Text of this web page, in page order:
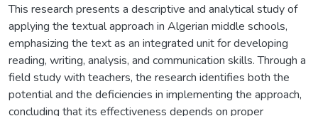
This research presents a descriptive and analytical study of
applying the textual approach in Algerian middle schools,
emphasizing the text as an integrated unit for developing
reading, writing, analysis, and communication skills. Through a
field study with teachers, the research identifies both the
potential and the deficiencies in implementing the approach,
concluding that its effectiveness depends on proper